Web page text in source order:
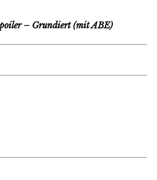
– Grundiert (mit ABE)